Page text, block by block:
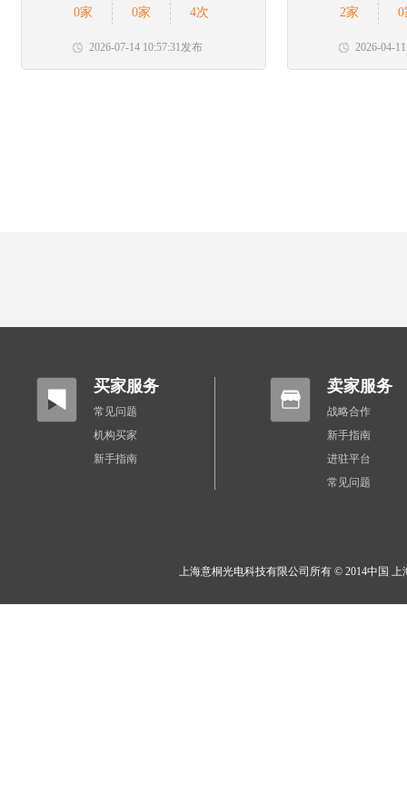
0家
0家
4次
2026-07-14 10:57:31发布
2家
0
2026-04-
买家服务
常见问题
机构买家
新手指南
卖家服务
战略合作
新手指南
进驻平台
常见问题
上海意桐光电科技有限公司所有 © 2014中国